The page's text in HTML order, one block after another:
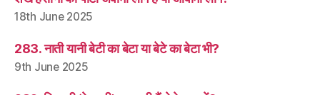
18th June 2025
283. नाती यानी बेटी का बेटा या बेटे का बेटा भी?
9th June 2025